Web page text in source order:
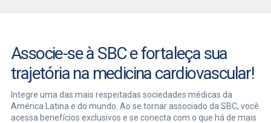
Associe-se à SBC e fortaleça sua
trajetória na medicina cardiovascular!
Integre uma das mais respeitadas sociedades médicas da
América Latina e do mundo. Ao se tornar associado da SBC, você
acessa benefícios exclusivos e se conecta com o que há de mais